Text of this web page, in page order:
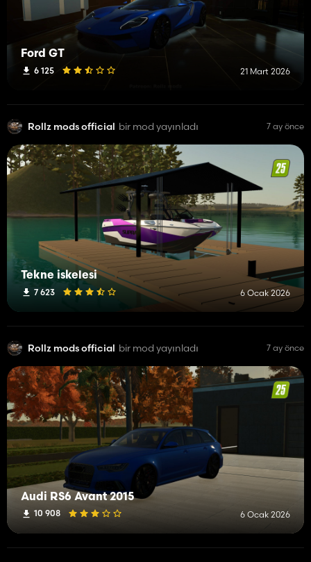
Ford GT
6 125 21 Mart 2026
Rollz mods official bir mod yayınladı 7 ay önce
Tekne iskelesi
7 623 6 Ocak 2026
Rollz mods official bir mod yayınladı 7 ay önce
Audi RS6 Avant 2015
10 908 6 Ocak 2026